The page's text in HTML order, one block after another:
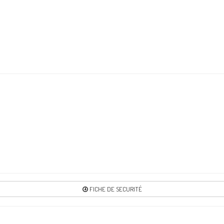
FICHE DE SECURITÉ